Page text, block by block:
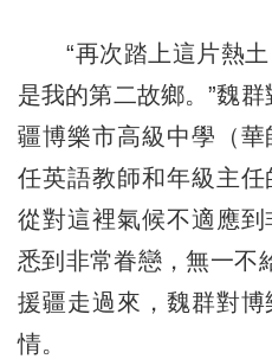
“再次踏上這片熱土
是我的第二故鄉。”魏
疆博樂市高級中學（
任英語教師和年級主任
從對這裡氣候不適應
悉到非常眷戀，無一不
援疆走過來，魏群對
情。